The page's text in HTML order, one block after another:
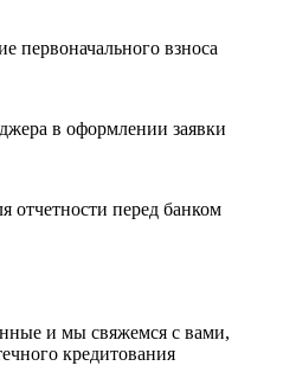
первоначального взноса
в оформлении заявки
отчетности перед банком
и мы свяжемся с вами,
кредитования